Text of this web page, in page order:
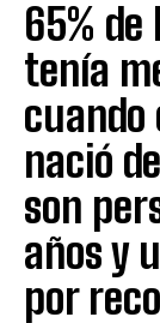
65%
tenía
cuando
nació
son
años y
por